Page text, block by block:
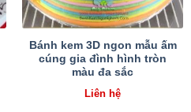
Bánh kem 3D ngon mẫu ấm
cúng gia đình hình tròn
màu đa sắc
Liên hệ